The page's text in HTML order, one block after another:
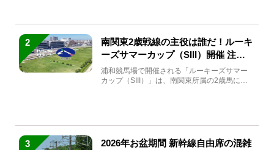
2
南関東2歳戦線の主役は誰だ！ルーキ
ーズサマーカップ（SIII）開催 注目
馬と見どころをチェック
浦和競馬場で開催される「ルーキーズサマー
カップ（SIII）」は、南関東所属の2歳馬によ
3
2026年お盆期間 新幹線自由席の混雑